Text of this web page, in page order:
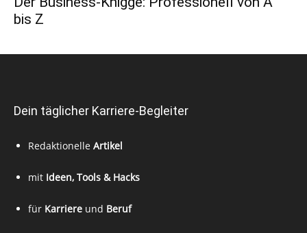
bis Z
Dein täglicher Karriere-Begleiter
Redaktionelle Artikel
mit Ideen, Tools & Hacks
für Karriere und Beruf